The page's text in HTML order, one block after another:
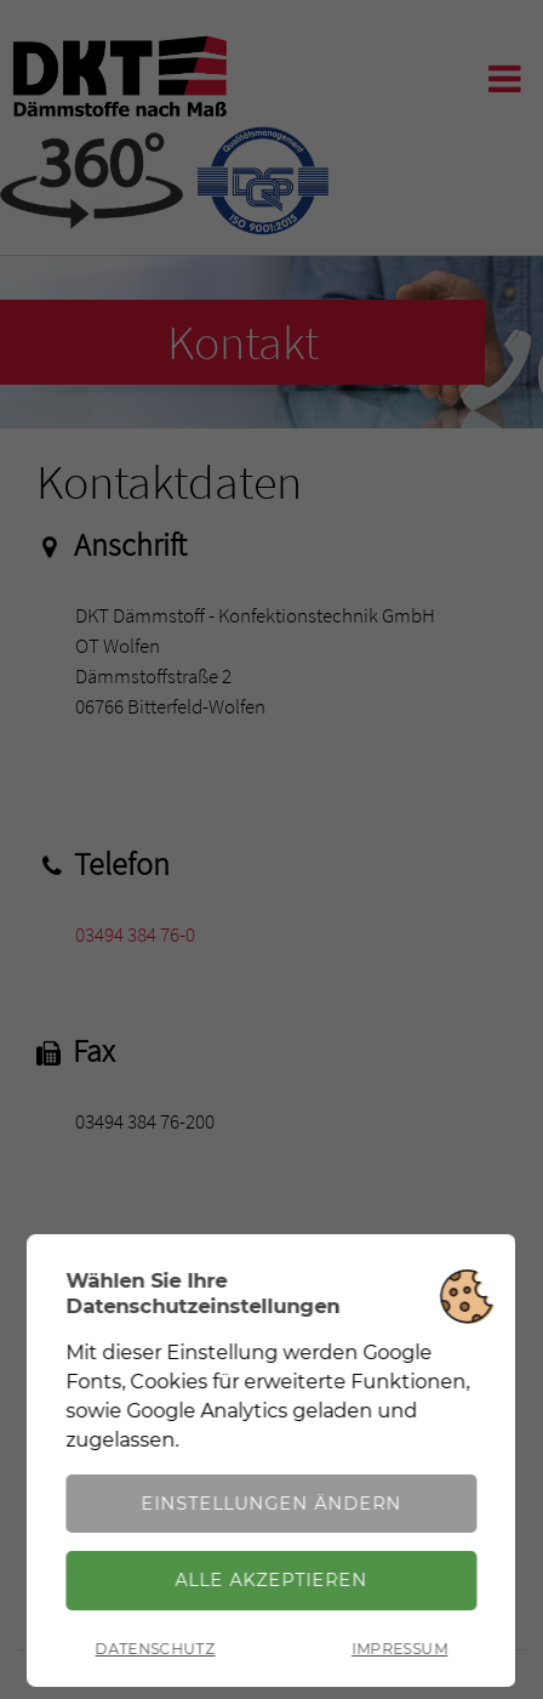
Kontakt
Kontaktdaten
Anschrift
DKT Dämmstoff - Konfektionstechnik GmbH
OT Wolfen
Dämmstoffstraße 2
06766 Bitterfeld-Wolfen
Telefon
03494 384 76-0
Fax
03494 384 76-200
E-Mail
info@dkt-wolfen.de
Web
www.dkt-wolfen.de
Wählen Sie Ihre
Datenschutzeinstellungen
Notwendig Mit dieser Einstellung wird zur korrekten
Darstellung der Website Google Fonts geladen.
Analyse Mit dieser Einstellung werden Google
Fonts, Cookies für erweiterte Funktionen, sowie
ZURÜCK
Mit dieser Einstellung werden Google
Fonts, Cookies für erweiterte Funktionen,
sowie Google Analytics geladen und
zugelassen.
EINSTELLUNGEN ÄNDERN
DATENSCHUTZ IMPRESSUM